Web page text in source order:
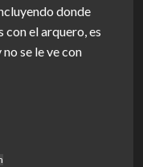
donde
con el arquero, es
se le ve con